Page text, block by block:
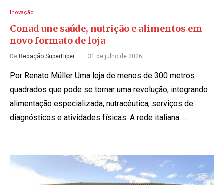
Inovação
Conad une saúde, nutrição e alimentos em
novo formato de loja
De Redação SuperHiper 31 de julho de 2026
Por Renato Müller Uma loja de menos de 300 metros
quadrados que pode se tornar uma revolução, integrando
alimentação especializada, nutracêutica, serviços de
diagnósticos e atividades físicas. A rede italiana …